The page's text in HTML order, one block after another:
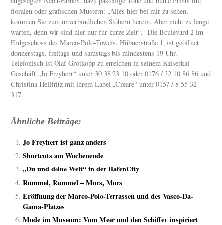
floralen oder grafischen Mustern: „Alles hier bei mir zu sehen,
kommen Sie zum unverbindlichen Stöbern herein. Aber nicht zu lange
warten, denn wir sind hier nur für kurze Zeit“. Die Boulevard 2 im
Erdgeschoss des Marco-Polo-Towers, Hübnerstraße 1, ist geöffnet
donnerstags, freitags und samstags bis mindestens 19 Uhr.
Telefonisch ist Olaf Grotkopp zu erreichen in seinem Kaiserkai-
Geschäft „Jo Freyherr“ unter 30 38 23 10 oder 0176 / 32 10 86 86 und
Christina Hellfritz mit ihrem Label „Creare“ unter 0157 / 8 55 32
317.
Ähnliche Beiträge:
Jo Freyherr ist ganz anders
Shortcuts am Wochenende
„Du und deine Welt“ in der HafenCity
Rummel, Rummel – Mors, Mors
Eröffnung der Marco-Polo-Terrassen und des Vasco-Da-
Gama-Platzes
Mode im Museum: Vom Meer und den Schiffen inspiriert